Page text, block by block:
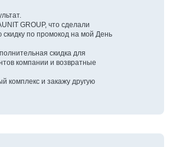
GROUP, что сделали
по промокод на мой День
скидка для
компании и возвратные
комплекс и закажу другую